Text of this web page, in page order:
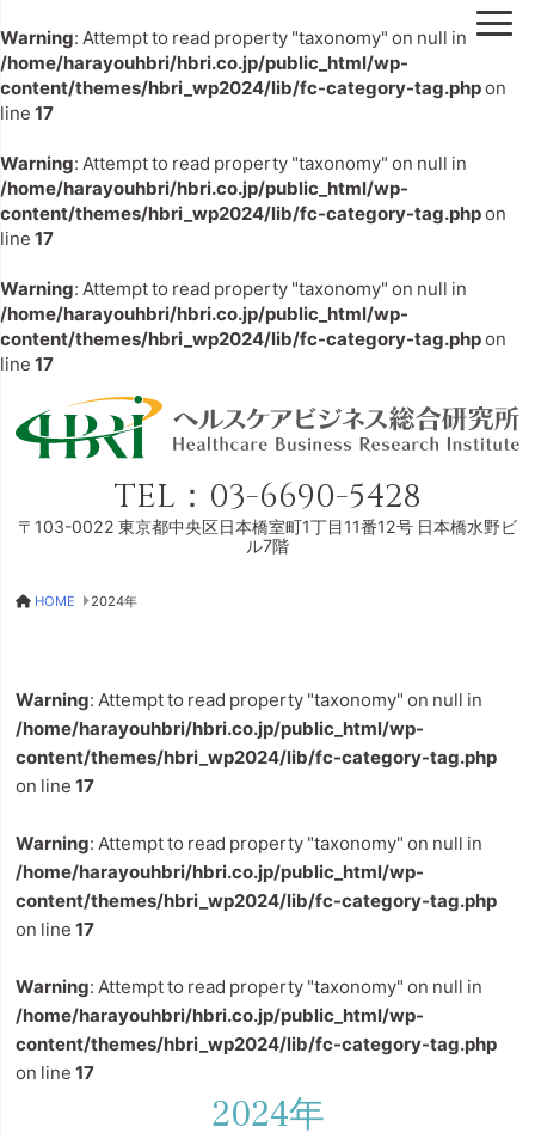
Warning: Attempt to read property "taxonomy" on null in
/home/harayouhbri/hbri.co.jp/public_html/wp-
content/themes/hbri_wp2024/lib/fc-category-tag.phpon
line17
Warning: Attempt to read property "taxonomy" on null in
/home/harayouhbri/hbri.co.jp/public_html/wp-
content/themes/hbri_wp2024/lib/fc-category-tag.phpon
line17
Warning: Attempt to read property "taxonomy" on null in
/home/harayouhbri/hbri.co.jp/public_html/wp-
content/themes/hbri_wp2024/lib/fc-category-tag.phpon
line17
TEL： 03-6690-5428
〒103-0022 東京都中央区日本橋室町1丁目11番12号 日本橋水野ビ
ル7階
HOME 2024年
Warning: Attempt to read property "taxonomy" on null in
/home/harayouhbri/hbri.co.jp/public_html/wp-
content/themes/hbri_wp2024/lib/fc-category-tag.php
on line17
Warning: Attempt to read property "taxonomy" on null in
/home/harayouhbri/hbri.co.jp/public_html/wp-
content/themes/hbri_wp2024/lib/fc-category-tag.php
on line17
Warning: Attempt to read property "taxonomy" on null in
/home/harayouhbri/hbri.co.jp/public_html/wp-
content/themes/hbri_wp2024/lib/fc-category-tag.php
on line17
2024年